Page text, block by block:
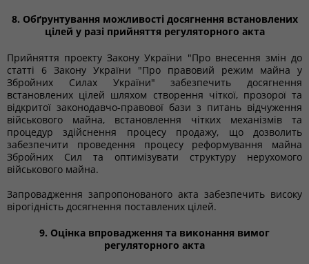
8. Обґрунтування можливості досягнення встановлених
цілей у разі прийняття регуляторного акта
Прийняття проекту Закону України "Про внесення змін до
статті 6 Закону України "Про правовий режим майна у
Збройних Силах України" забезпечить досягнення
встановлених цілей шляхом створення чіткої, прозорої та
відкритої законодавчо-правової бази з питань відчуження
військового майна, встановлення чітких механізмів та
процедур здійснення процесу продажу, що дозволить
забезпечити проведення процесу реформування майна
Збройних Сил та оптимізувати структуру нерухомого
військового майна.
Запровадження запропонованого акта забезпечить високу
вірогідність досягнення поставлених цілей.
9. Оцінка впровадження та виконання вимог
регуляторного акта